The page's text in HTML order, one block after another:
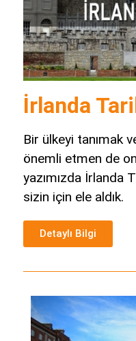
Bir ülkeyi tanımak
önemli etmen de
yazımızda İrlanda
sizin için ele aldık.
Detaylı Bilgi
İrlanda